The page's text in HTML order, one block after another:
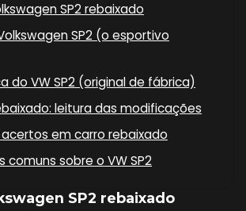
SP2 rebaixado
SP2 (o esportivo
do VW SP2 (original de fábrica)
leitura das modificações
em carro rebaixado
comuns sobre o VW SP2
SP2 rebaixado